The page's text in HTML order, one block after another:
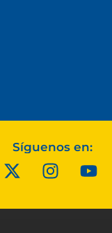
Síguenos en: